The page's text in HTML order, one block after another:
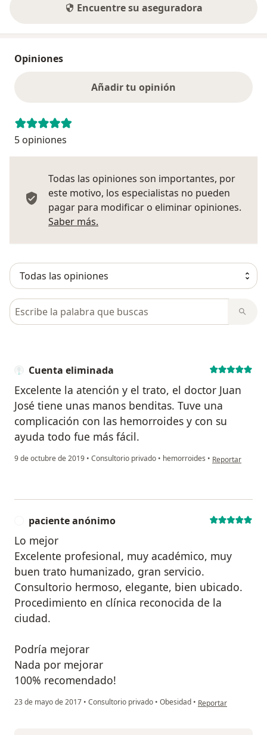
Encuentre su aseguradora
Opiniones
Añadir tu opinión
5 opiniones
Todas las opiniones son importantes, por
este motivo, los especialistas no pueden
pagar para modificar o eliminar opiniones.
Saber más.
Busca en opiniones
Cuenta eliminada
Excelente la atención y el trato, el doctor Juan
José tiene unas manos benditas. Tuve una
complicación con las hemorroides y con su
ayuda todo fue más fácil.
9 de octubre de 2019 • Consultorio privado • hemorroides • en opinión del
Reportar
paciente anónimo
Lo mejor
Excelente profesional, muy académico, muy
buen trato humanizado, gran servicio.
Consultorio hermoso, elegante, bien ubicado.
Procedimiento en clínica reconocida de la
ciudad.
Podría mejorar
Nada por mejorar
100% recomendado!
23 de mayo de 2017 • Consultorio privado • Obesidad • en opinión del
Reportar